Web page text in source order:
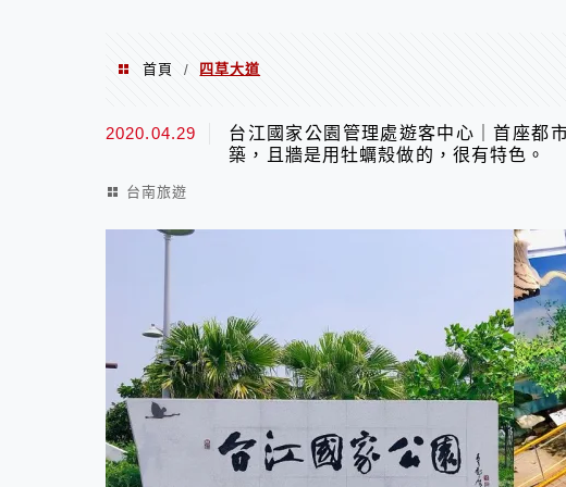
首頁 / 四草大道
四草大道
2020.04.29
台江國家公園管理處遊客中心｜首座都
築，且牆是用牡蠣殼做的，很有特色。
台南旅遊